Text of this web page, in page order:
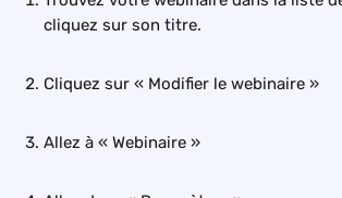
cliquez sur son titre.
Cliquez sur « Modifier le webinaire »
Allez à « Webinaire »